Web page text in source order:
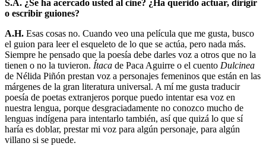
S.A. ¿Se ha acercado usted al cine? ¿Ha querido actuar, dirigir
o escribir guiones?
A.H. Esas cosas no. Cuando veo una película que me gusta, busco
el guion para leer el esqueleto de lo que se actúa, pero nada más.
Siempre he pensado que la poesía debe darles voz a otros que no la
tienen o no la tuvieron. Ítaca de Paca Aguirre o el cuento Dulcinea
de Nélida Piñón prestan voz a personajes femeninos que están en las
márgenes de la gran literatura universal. A mí me gusta traducir
poesía de poetas extranjeros porque puedo intentar esa voz en
nuestra lengua, porque desgraciadamente no conozco mucho de
lenguas indígena para intentarlo también, así que quizá lo que sí
haría es doblar, prestar mi voz para algún personaje, para algún
villano si se puede.